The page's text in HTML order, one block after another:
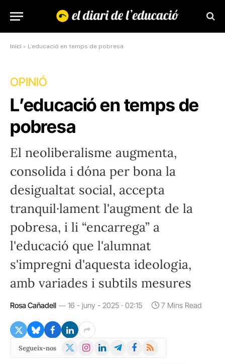
Inici » L’educació en temps de pobresa
OPINIÓ
L’educació en temps de
pobresa
El neoliberalisme augmenta,
consolida i dóna per bona la
desigualtat social, accepta
tranquil·lament l'augment de la
pobresa, i li “encarrega” a
l'educació que l'alumnat
s'impregni d'aquesta ideologia,
amb variades i subtils mesures
Rosa Cañadell 16 - juny - 2025 · 02:15 7 Mins Read
Segueix-nos
X
Instagram
LinkedInTelegramFacebook
RSS